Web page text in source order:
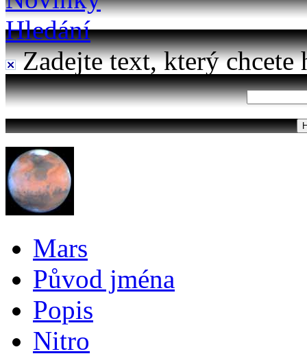
Hledání
Zadejte text, který chcete
Mars
Původ jména
Popis
Nitro